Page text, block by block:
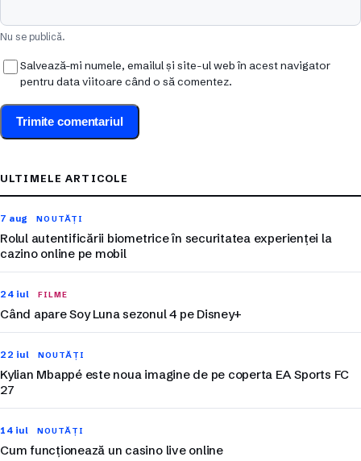
Nu se publică.
Salvează-mi numele, emailul și site-ul web în acest navigator
pentru data viitoare când o să comentez.
ULTIMELE ARTICOLE
7 aug NOUTĂȚI
Rolul autentificării biometrice în securitatea experienței la
cazino online pe mobil
24 iul FILME
Când apare Soy Luna sezonul 4 pe Disney+
22 iul NOUTĂȚI
Kylian Mbappé este noua imagine de pe coperta EA Sports FC
27
14 iul NOUTĂȚI
Cum funcționează un casino live online